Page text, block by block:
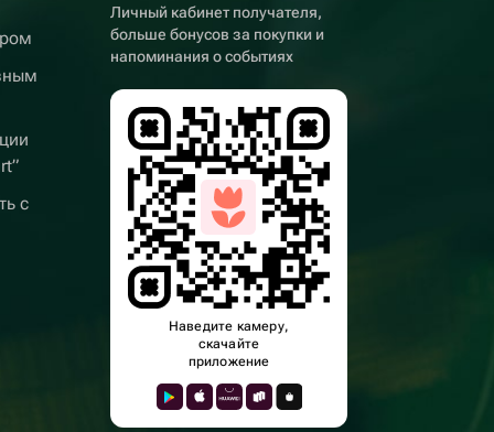
с
Личный кабинет получателя,
больше бонусов за покупки и
напоминания о событиях
Наведите камеру,
скачайте
приложение